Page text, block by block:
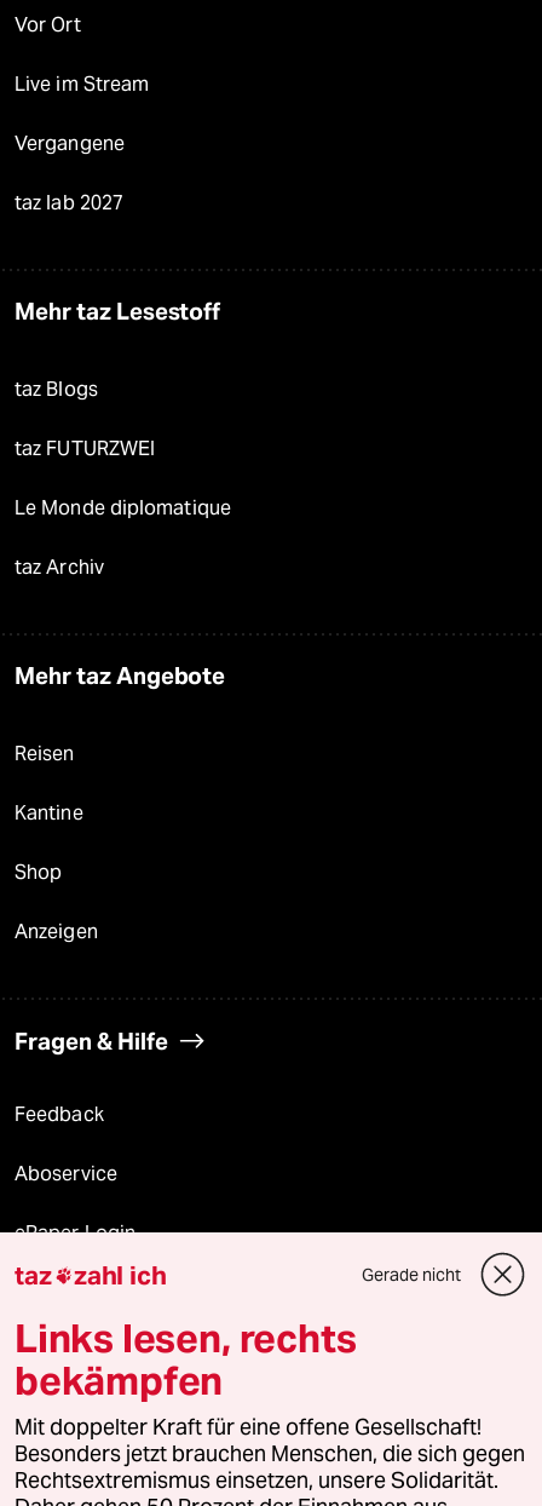
Vor Ort
Live im Stream
Vergangene
taz lab 2027
Mehr taz Lesestoff
taz Blogs
taz FUTURZWEI
Le Monde diplomatique
taz Archiv
Mehr taz Angebote
Reisen
Kantine
Shop
Anzeigen
Fragen & Hilfe
Feedback
Aboservice
ePaper Login
Downloads für Abonnierende
© 2026 taz Verlags und Vertriebs GmbH
Alle Rechte vorbehalten. Bei rechtlichen Fragen oder für Genehmigungen
wenden Sie sich bitte an
lizenzen@taz.de
taz zahl ich Gerade nicht
Links lesen, rechts
bekämpfen
Mit doppelter Kraft für eine offene Gesellschaft!
Besonders jetzt brauchen Menschen, die sich gegen
Rechtsextremismus einsetzen, unsere Solidarität.